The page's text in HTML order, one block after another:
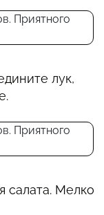
лук,
салата. Мелко